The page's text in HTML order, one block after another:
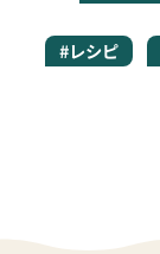
#レシピ